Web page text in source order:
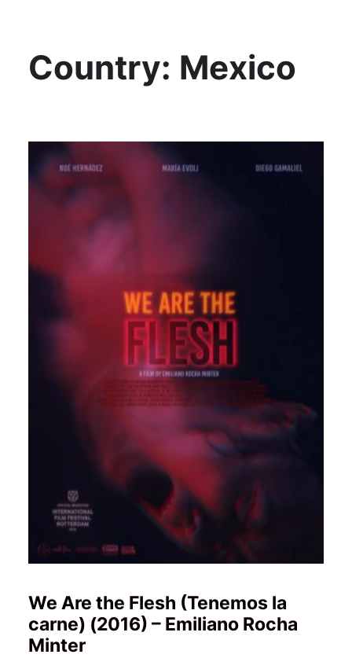
Country: Mexico
We Are the Flesh (Tenemos la
carne) (2016) – Emiliano Rocha
Minter